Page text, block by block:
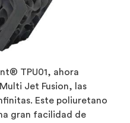
TPU01, ahora
Jet Fusion, las
Este poliuretano
gran facilidad de